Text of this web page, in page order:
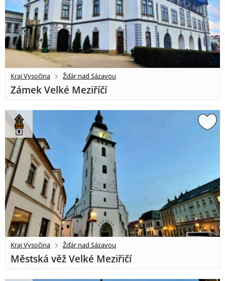
Kraj Vysočina Žďár nad Sázavou
Zámek Velké Meziříčí
Kraj Vysočina Žďár nad Sázavou
Městská věž Velké Meziřičí